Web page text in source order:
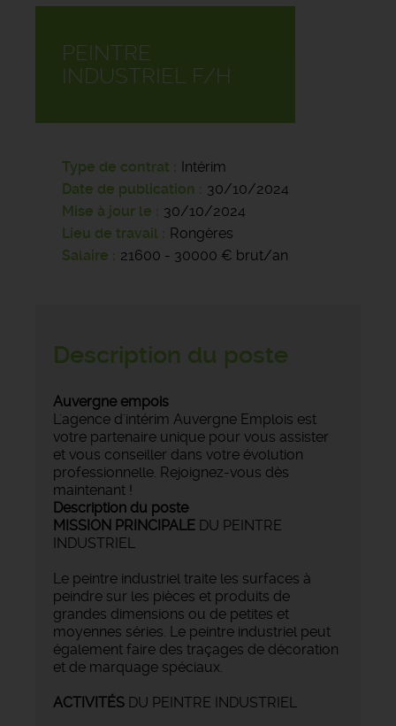
PEINTRE
INDUSTRIEL F/H
Type de contrat
Intérim
Date de publication
30/10/2024
Mise à jour le
30/10/2024
Lieu de travail
Rongères
Salaire
21600 - 30000 € brut/an
Description du poste
Auvergne empois
L'agence d'intérim Auvergne Emplois est
votre partenaire unique pour vous assister
et vous conseiller dans votre évolution
professionnelle. Rejoignez-vous dès
maintenant !
Description du poste
MISSION PRINCIPALE DU PEINTRE
INDUSTRIEL
Le peintre industriel traite les surfaces à
peindre sur les pièces et produits de
grandes dimensions ou de petites et
moyennes séries. Le peintre industriel peut
également faire des traçages de décoration
et de marquage spéciaux.
ACTIVITÉS DU PEINTRE INDUSTRIEL